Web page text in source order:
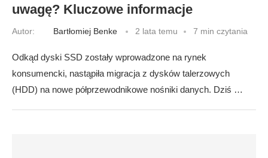
uwagę? Kluczowe informacje
Autor: Bartłomiej Benke 2 lata temu 7 min czytania
Odkąd dyski SSD zostały wprowadzone na rynek
konsumencki, nastąpiła migracja z dysków talerzowych
(HDD) na nowe półprzewodnikowe nośniki danych. Dziś …